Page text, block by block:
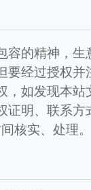
容的精神，
要经过授权并
，如发现本
证明、联系方
间核实、处理。